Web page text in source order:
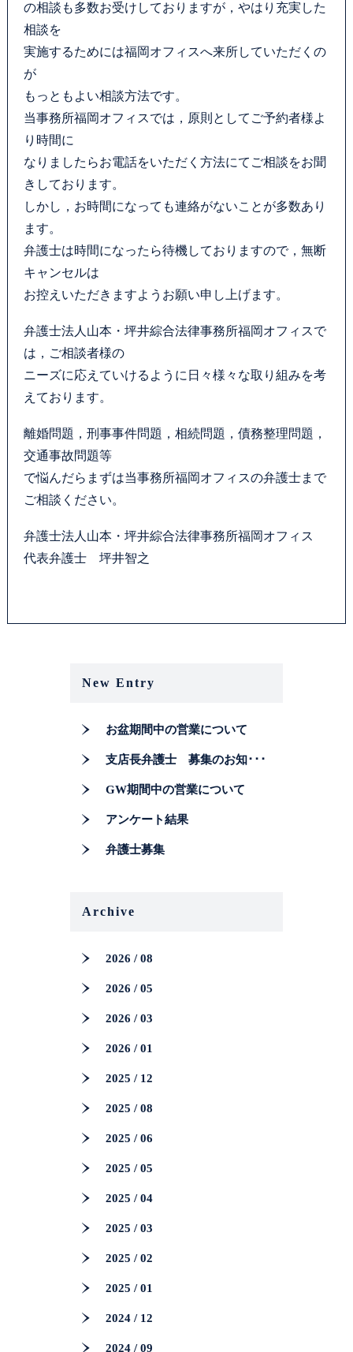
の相談も多数お受けしておりますが，やはり充実した
相談を
実施するためには福岡オフィスへ来所していただくの
が
もっともよい相談方法です。
当事務所福岡オフィスでは，原則としてご予約者様よ
り時間に
なりましたらお電話をいただく方法にてご相談をお聞
きしております。
しかし，お時間になっても連絡がないことが多数あり
ます。
弁護士は時間になったら待機しておりますので，無断
キャンセルは
お控えいただきますようお願い申し上げます。
弁護士法人山本・坪井綜合法律事務所福岡オフィスで
は，ご相談者様の
ニーズに応えていけるように日々様々な取り組みを考
えております。
離婚問題，刑事事件問題，相続問題，債務整理問題，
交通事故問題等
で悩んだらまずは当事務所福岡オフィスの弁護士まで
ご相談ください。
弁護士法人山本・坪井綜合法律事務所福岡オフィス
代表弁護士 坪井智之
New Entry
お盆期間中の営業について
支店長弁護士 募集のお知･･･
GW期間中の営業について
アンケート結果
弁護士募集
Archive
2026 / 08
2026 / 05
2026 / 03
2026 / 01
2025 / 12
2025 / 08
2025 / 06
2025 / 05
2025 / 04
2025 / 03
2025 / 02
2025 / 01
2024 / 12
2024 / 09